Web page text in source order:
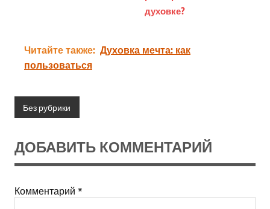
духовке?
Читайте также: Духовка мечта: как
пользоваться
Без рубрики
ДОБАВИТЬ КОММЕНТАРИЙ
Комментарий *